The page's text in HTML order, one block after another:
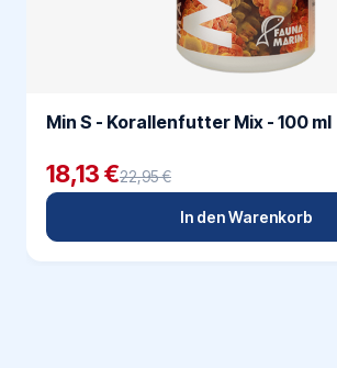
Min S - Korallenfutter Mix - 100 ml
18,13 €22,95 €
In den Warenkorb